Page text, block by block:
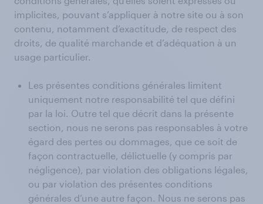
implicites, pouvant s’appliquer à notre site ou à son
contenu, notamment d’exactitude, de respect des
droits, de qualité marchande et d’adéquation à un
usage particulier.
Les présentes conditions générales limitent
uniquement notre responsabilité tel que défini
par la loi. Outre tel que décrit dans la présente
section, nous ne serons pas responsables à votre
égard des pertes ou dommages, que ce soit de
façon contractuelle, délictuelle (y compris par
négligence), par violation des obligations légales,
ou par violation des présentes conditions
générales d’une autre façon. Nous ne serons pas